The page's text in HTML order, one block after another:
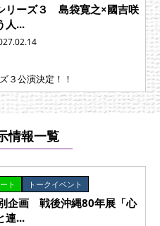
リーズ３ 島袋寛之×國吉咲
人...
３公演決定！！
情報一覧
ト トークイベント
企画 戦後沖縄80年展「心
連...